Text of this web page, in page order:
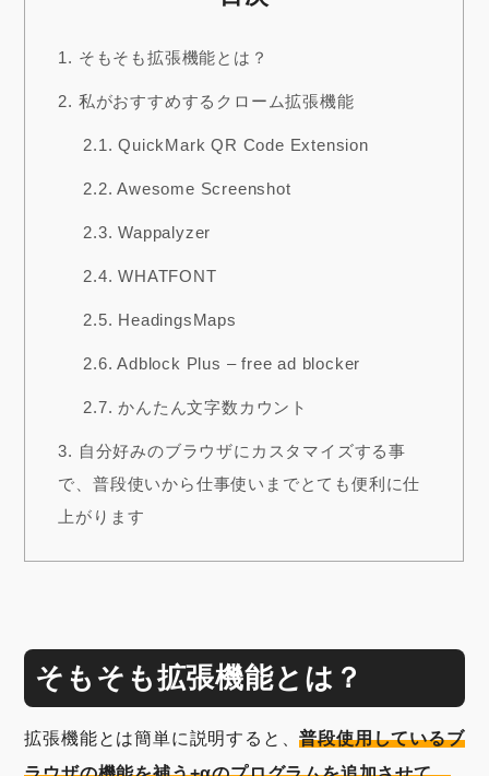
1. そもそも拡張機能とは？
2. 私がおすすめするクローム拡張機能
2.1. QuickMark QR Code Extension
2.2. Awesome Screenshot
2.3. Wappalyzer
2.4. WHATFONT
2.5. HeadingsMaps
2.6. Adblock Plus – free ad blocker
2.7. かんたん文字数カウント
3. 自分好みのブラウザにカスタマイズする事
で、普段使いから仕事使いまでとても便利に仕
上がります
そもそも拡張機能とは？
拡張機能とは簡単に説明すると、普段使用しているブ